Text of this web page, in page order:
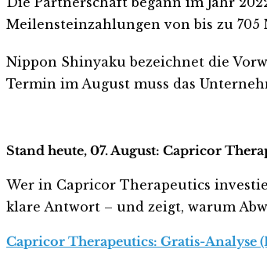
Meilensteinzahlungen von bis zu
Nippon Shinyaku bezeichnet die
Termin im August muss das
Stand heute, 07. August: Capricor
Wer in Capricor Therapeutics
klare Antwort – und zeigt, warum
Capricor Therapeutics: Gratis-Analyse